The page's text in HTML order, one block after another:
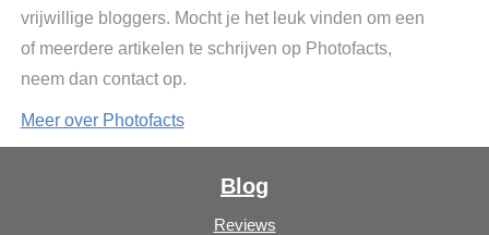
vrijwillige bloggers. Mocht je het leuk vinden om een
of meerdere artikelen te schrijven op Photofacts,
neem dan contact op.
Meer over Photofacts
Blog
Reviews